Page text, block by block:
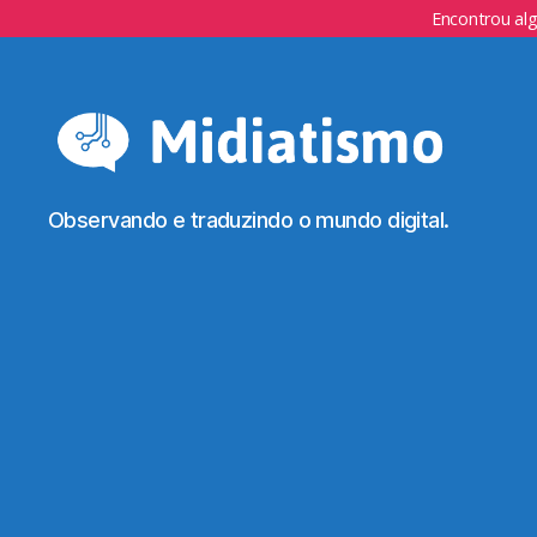
Encontrou
Observando e traduzindo o mundo digital.